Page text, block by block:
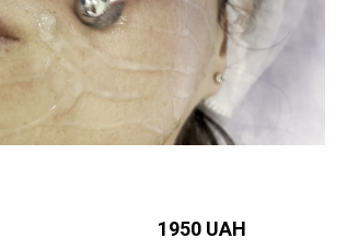
1950 UAH